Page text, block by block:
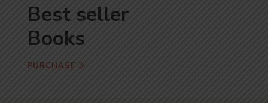
Best seller
Books
PURCHASE